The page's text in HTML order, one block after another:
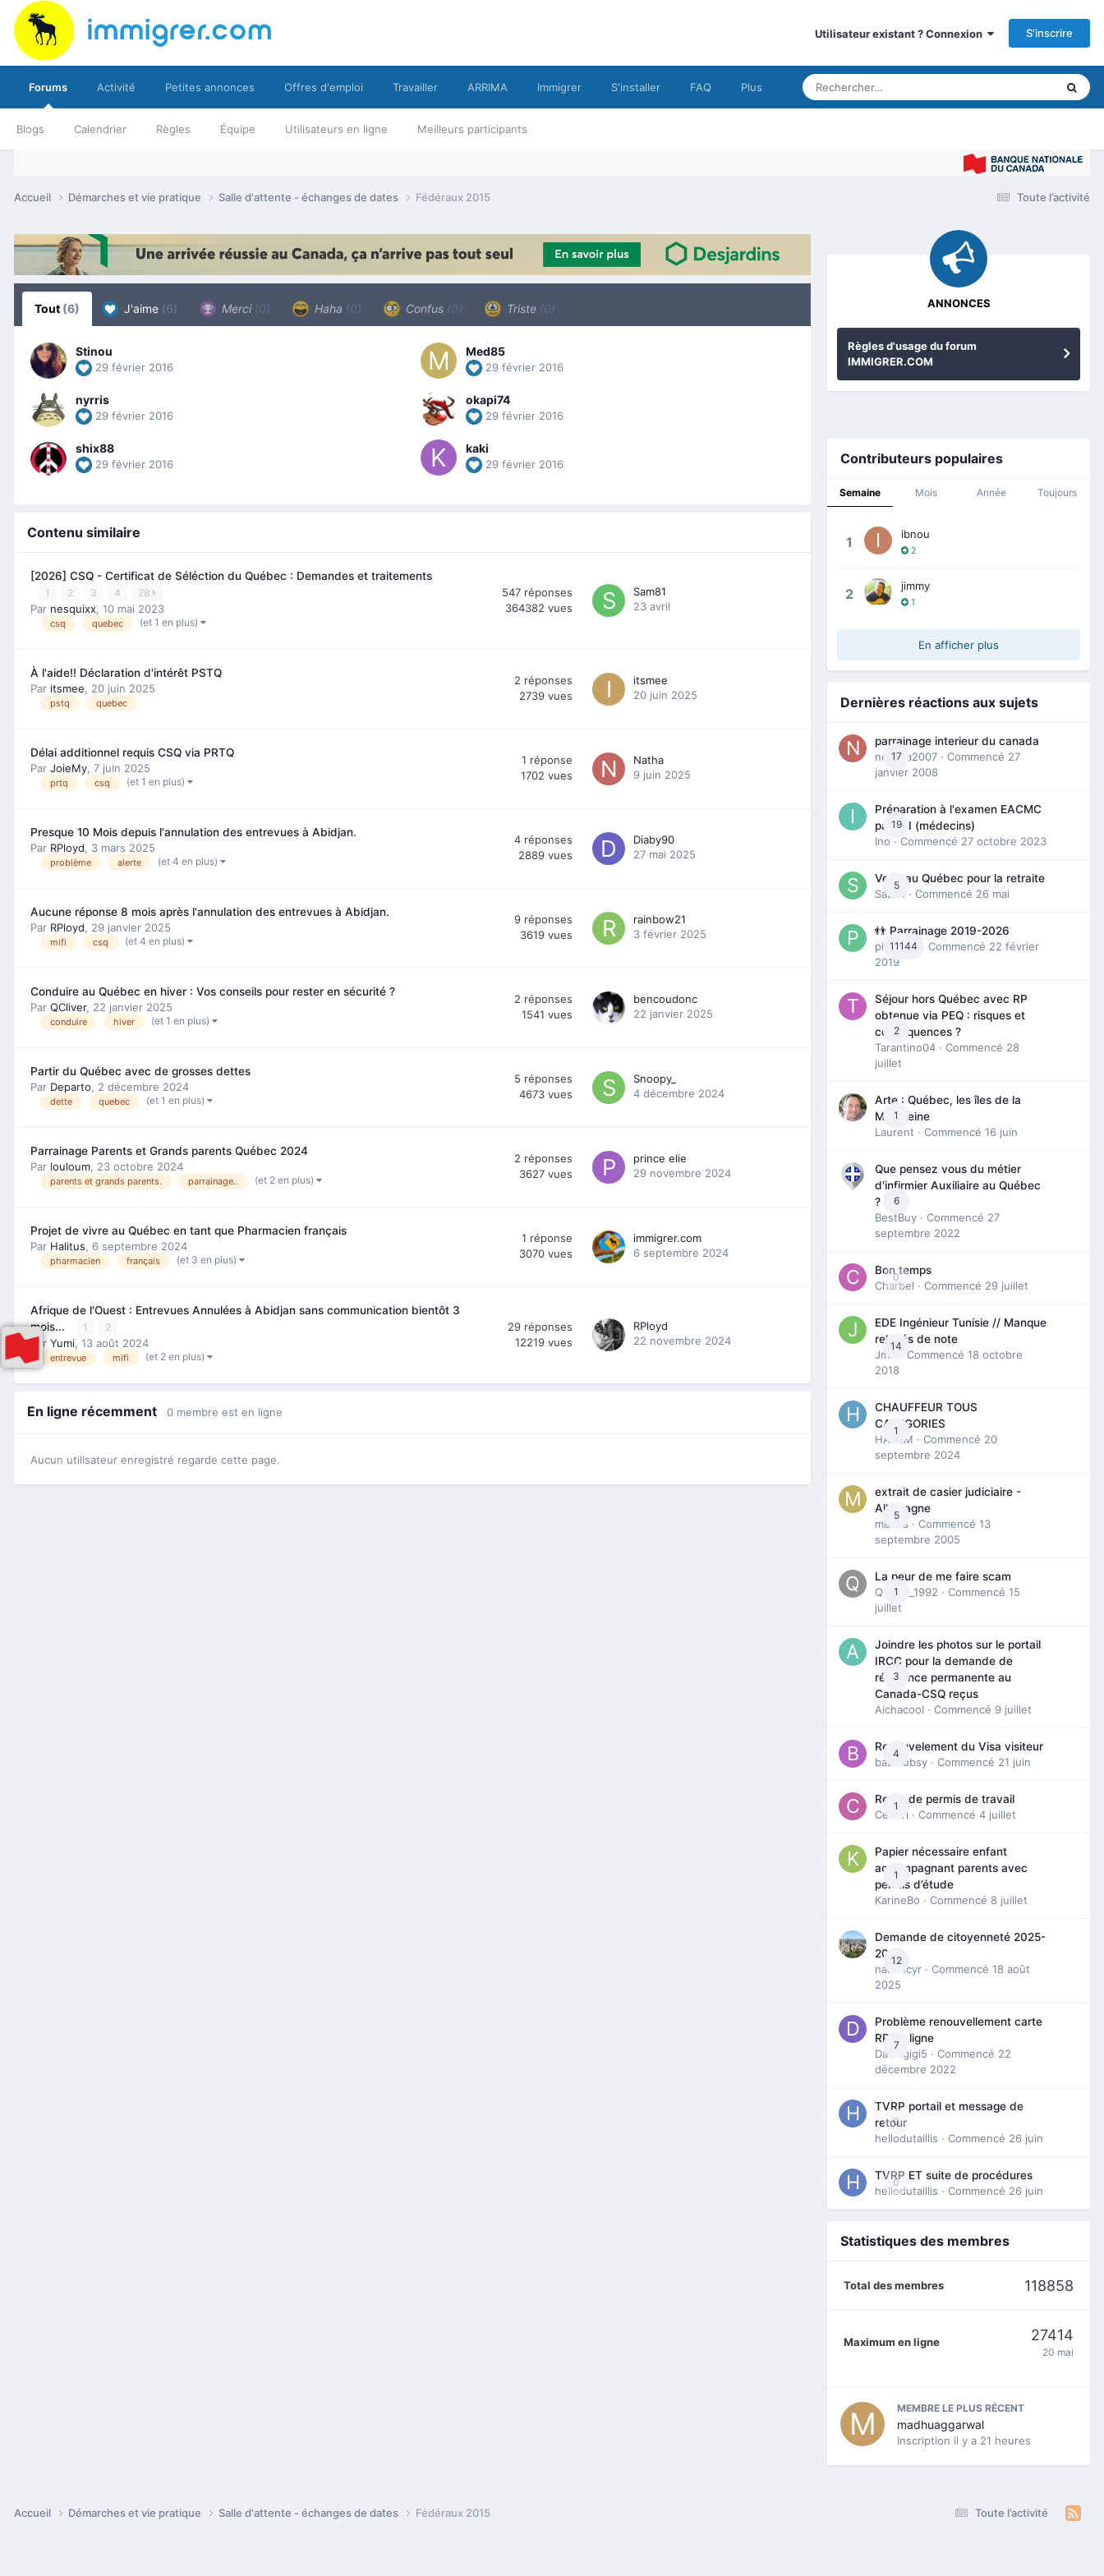
Utilisateur existant ? Connexion S’inscrire
Forums
Blogs Calendrier Règles Équipe Utilisateurs en ligne Meilleurs participants
Activité Petites annonces Offres d'emploi Travailler ARRIMA Immigrer S'installer FAQ Plus
Toute l’activité
Accueil Démarches et vie pratique Salle d'attente - échanges de dates Fédéraux 2015
Tout (6) J'aime (6) Merci (0) Haha (0) Confus (0) Triste (0)
Stinou
29 février 2016
Med85
29 février 2016
nyrris
29 février 2016
okapi74
29 février 2016
shix88
29 février 2016
kaki
29 février 2016
Contenu similaire
[2026] CSQ - Certificat de Séléction du Québec : Demandes et traitements
1 2 3 4 28
Par nesquixx, 10 mai 2023
csq quebec (et 1 en plus)
547 réponses
364382 vues
Sam81
23 avril
À l'aide!! Déclaration d'intérêt PSTQ
Par itsmee, 20 juin 2025
pstq quebec
2 réponses
2739 vues
itsmee
20 juin 2025
Délai additionnel requis CSQ via PRTQ
Par JoieMy, 7 juin 2025
prtq csq (et 1 en plus)
1 réponse
1702 vues
Natha
9 juin 2025
Presque 10 Mois depuis l'annulation des entrevues à Abidjan.
Par RPloyd, 3 mars 2025
problème alerte (et 4 en plus)
4 réponses
2889 vues
Diaby90
27 mai 2025
Aucune réponse 8 mois après l'annulation des entrevues à Abidjan.
Par RPloyd, 29 janvier 2025
mifi csq (et 4 en plus)
9 réponses
3619 vues
rainbow21
3 février 2025
Conduire au Québec en hiver : Vos conseils pour rester en sécurité ?
Par QCliver, 22 janvier 2025
conduire hiver (et 1 en plus)
2 réponses
1541 vues
bencoudonc
22 janvier 2025
Partir du Québec avec de grosses dettes
Par Departo, 2 décembre 2024
dette quebec (et 1 en plus)
5 réponses
4673 vues
Snoopy_
4 décembre 2024
Parrainage Parents et Grands parents Québec 2024
Par louloum, 23 octobre 2024
parents et grands parents. parrainage.. (et 2 en plus)
2 réponses
3627 vues
prince elie
29 novembre 2024
Projet de vivre au Québec en tant que Pharmacien français
Par Halitus, 6 septembre 2024
pharmacien français (et 3 en plus)
1 réponse
3070 vues
immigrer.com
6 septembre 2024
Afrique de l'Ouest : Entrevues Annulées à Abidjan sans communication bientôt 3
mois...
1 2
Par Yumi, 13 août 2024
entrevue mifi (et 2 en plus)
29 réponses
12219 vues
RPloyd
22 novembre 2024
En ligne récemment 0 membre est en ligne
Aucun utilisateur enregistré regarde cette page.
ANNONCES
Règles d'usage du forum
IMMIGRER.COM
Contributeurs populaires
Semaine Mois Année Toujours
1 ibnou
2
2 jimmy
1
En afficher plus
Dernières réactions aux sujets
17
parrainage interieur du canada
nedjma2007 · Commencé 27
janvier 2008
19
Préparation à l'examen EACMC
partie I (médecins)
Ino · Commencé 27 octobre 2023
5
Venir au Québec pour la retraite
Sab74 · Commencé 26 mai
11144
👬 Parrainage 2019-2026
piinoush
· Commencé 22 février
2019
2
Séjour hors Québec avec RP
obtenue via PEQ : risques et
conséquences ?
Tarantino04 · Commencé 28
juillet
1
Arte : Québec, les îles de la
Madeleine
Laurent · Commencé 16 juin
6
Que pensez vous du métier
d'infirmier Auxiliaire au Québec
?
BestBuy · Commencé 27
septembre 2022
0
Bon temps
Charbel · Commencé 29 juillet
14
EDE Ingénieur Tunisie // Manque
relevés de note
Jmili
· Commencé 18 octobre
2018
1
CHAUFFEUR TOUS
CATEGORIES
HAZEM · Commencé 20
septembre 2024
5
extrait de casier judiciaire -
Allemagne
maries · Commencé 13
septembre 2005
1
La peur de me faire scam
Queen_1992 · Commencé 15
juillet
3
Joindre les photos sur le portail
IRCC pour la demande de
résidence permanente au
Canada-CSQ reçus
Aichacool · Commencé 9 juillet
4
Renouvelement du Visa visiteur
babibubsy · Commencé 21 juin
1
Refus de permis de travail
Cedbri · Commencé 4 juillet
1
Papier nécessaire enfant
accompagnant parents avec
permis d’étude
KarineBo · Commencé 8 juillet
12
Demande de citoyenneté 2025-
2026
nanancyr · Commencé 18 août
2025
7
Problème renouvellement carte
RP en ligne
Davidgigi5 · Commencé 22
décembre 2022
0
TVRP portail et message de
retour
hellodutaillis · Commencé 26 juin
0
TVRP ET suite de procédures
hellodutaillis · Commencé 26 juin
Statistiques des membres
Total des membres 118858
Maximum en ligne 27414
20 mai
MEMBRE LE PLUS RÉCENT
madhuaggarwal
Inscription il y a 21 heures
Toute l’activité
Accueil Démarches et vie pratique Salle d'attente - échanges de dates Fédéraux 2015